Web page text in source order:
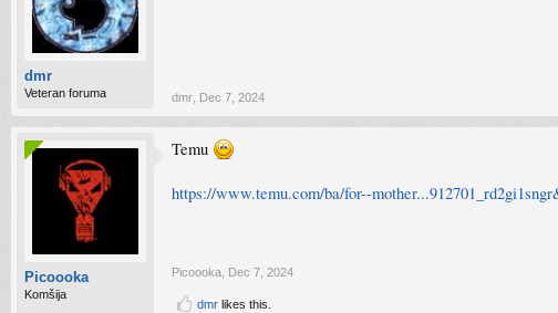
dmr
Veteran foruma dmr Dec 7, 2024
Picoooka
Komšija
Temu
https://www.temu.com/ba/for--
Picoooka Dec 7, 2024
dmr likes this.